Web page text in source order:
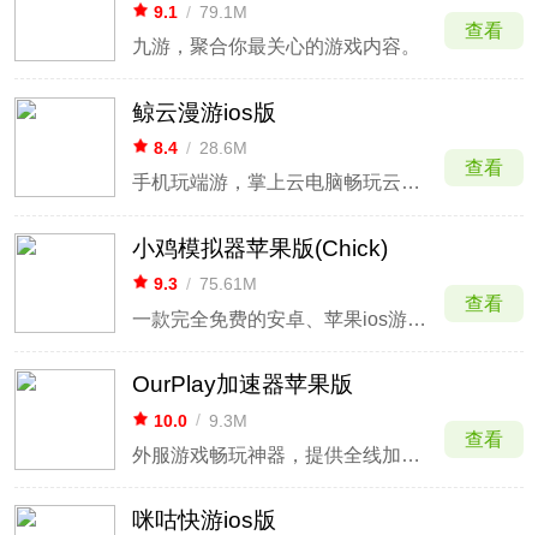
9.1 / 79.1M
九游，聚合你最关心的游戏内容。
查看
鲸云漫游ios版
8.4 / 28.6M
手机玩端游，掌上云电脑畅玩云游戏
查看
小鸡模拟器苹果版(Chick)
9.3 / 75.61M
一款完全免费的安卓、苹果ios游戏模拟器
查看
OurPlay加速器苹果版
10.0 / 9.3M
外服游戏畅玩神器，提供全线加速与运行环境。
查看
咪咕快游ios版